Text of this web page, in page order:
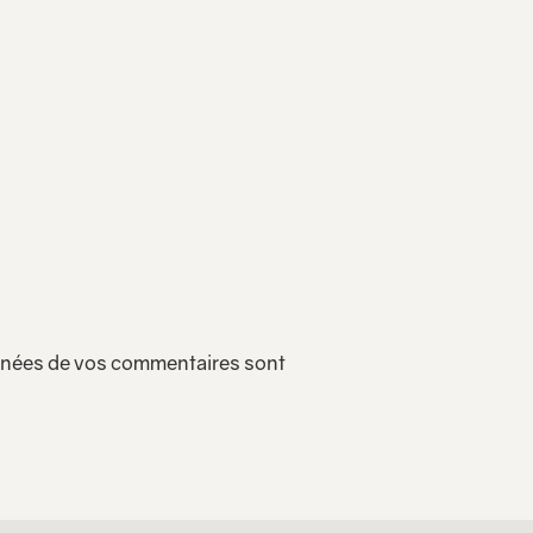
de vos commentaires sont